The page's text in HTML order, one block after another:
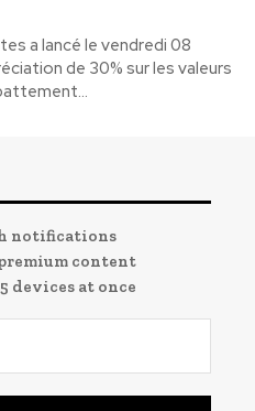
a lancé le vendredi 08
de 30% sur les valeurs
notifications
content
devices at once